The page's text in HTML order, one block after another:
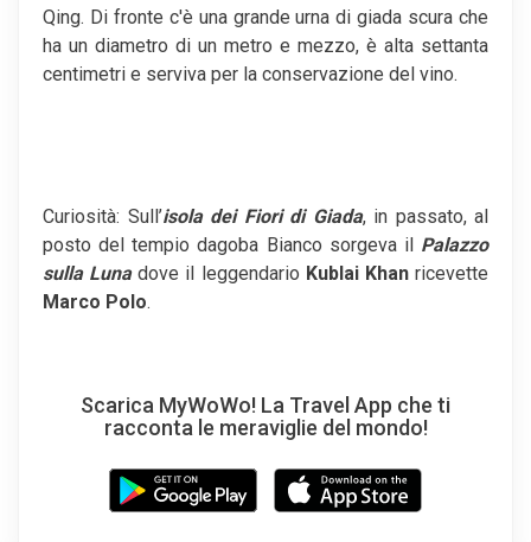
Qing. Di fronte c'è una grande urna di giada scura che
ha un diametro di un metro e mezzo, è alta settanta
centimetri e serviva per la conservazione del vino.
Curiosità: Sull’isola dei Fiori di Giada, in passato, al
posto del tempio dagoba Bianco sorgeva il Palazzo
sulla Lunadove il leggendario Kublai Khanricevette
Marco Polo.
Scarica MyWoWo! La Travel App che ti
racconta le meraviglie del mondo!